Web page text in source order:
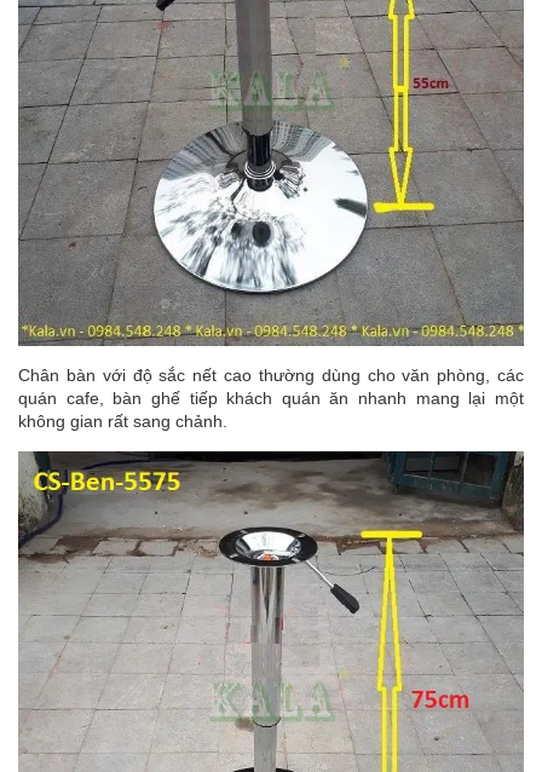
Chân bàn với độ sắc nết cao thường dùng cho văn phòng, các
quán cafe, bàn ghế tiếp khách quán ăn nhanh mang lại một
không gian rất sang chảnh.